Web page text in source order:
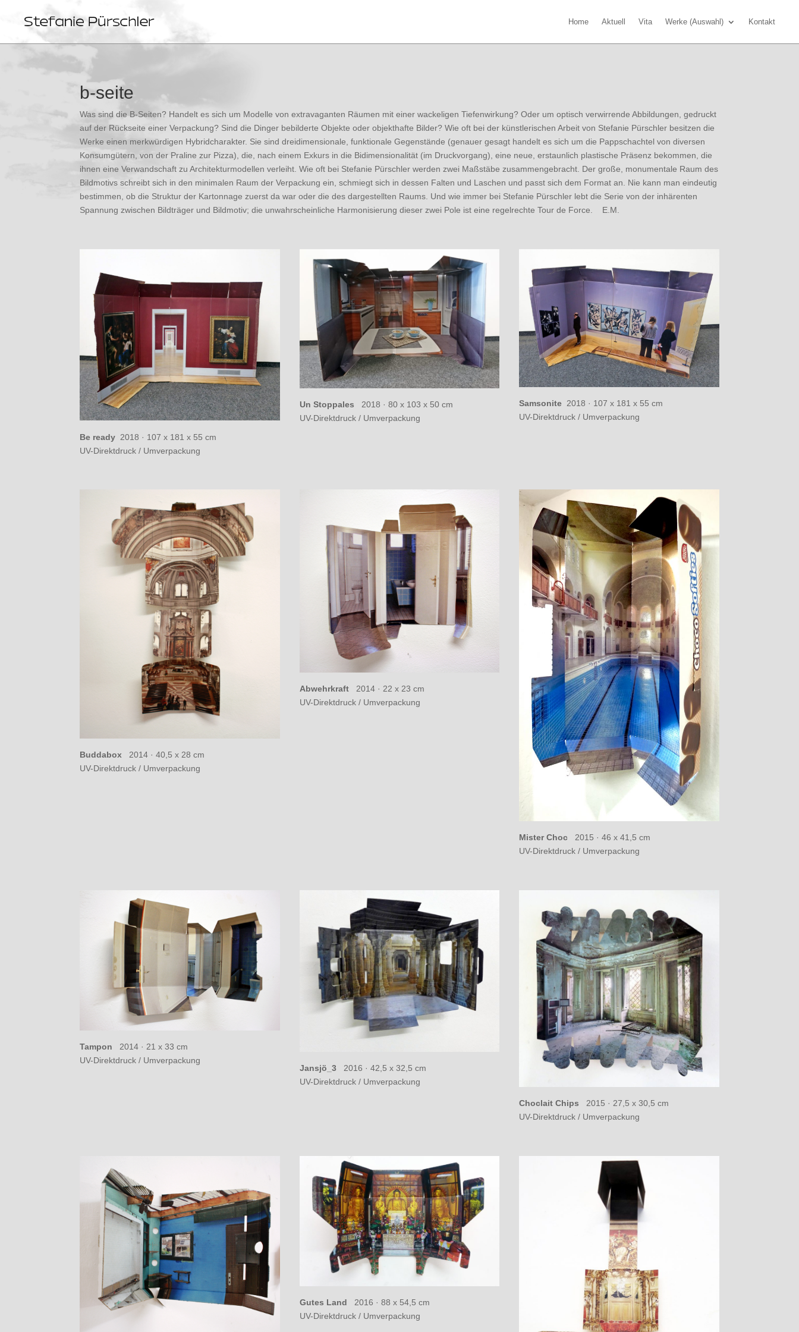
Home Aktuell Vita Werke (Auswahl) Kontakt
b-seite
Was sind die B-Seiten? Handelt es sich um Modelle von extravaganten Räumen mit einer wackeligen Tiefenwirkung? Oder um optisch verwirrende Abbildungen, gedruckt
auf der Rückseite einer Verpackung? Sind die Dinger bebilderte Objekte oder objekthafte Bilder? Wie oft bei der künstlerischen Arbeit von Stefanie Pürschler besitzen die
Werke einen merkwürdigen Hybridcharakter. Sie sind dreidimensionale, funktionale Gegenstände (genauer gesagt handelt es sich um die Pappschachtel von diversen
Konsumgütern, von der Praline zur Pizza), die, nach einem Exkurs in die Bidimensionalität (im Druckvorgang), eine neue, erstaunlich plastische Präsenz bekommen, die
ihnen eine Verwandschaft zu Architekturmodellen verleiht. Wie oft bei Stefanie Pürschler werden zwei Maßstäbe zusammengebracht. Der große, monumentale Raum des
Bildmotivs schreibt sich in den minimalen Raum der Verpackung ein, schmiegt sich in dessen Falten und Laschen und passt sich dem Format an. Nie kann man eindeutig
bestimmen, ob die Struktur der Kartonnage zuerst da war oder die des dargestellten Raums. Und wie immer bei Stefanie Pürschler lebt die Serie von der inhärenten
Spannung zwischen Bildträger und Bildmotiv; die unwahrscheinliche Harmonisierung dieser zwei Pole ist eine regelrechte Tour de Force. E.M.
Be ready 2018 · 107 x 181 x 55 cm
UV-Direktdruck / Umverpackung
Un Stoppales 2018 · 80 x 103 x 50 cm
UV-Direktdruck / Umverpackung
Samsonite 2018 · 107 x 181 x 55 cm
UV-Direktdruck / Umverpackung
Buddabox 2014 ·40,5 x 28 cm
UV-Direktdruck / Umverpackung
Abwehrkraft2014 · 22 x 23 cm
UV-Direktdruck / Umverpackung
Mister Choc2015 · 46 x 41,5 cm
UV-Direktdruck / Umverpackung
Tampon 2014 · 21 x 33 cm
UV-Direktdruck / Umverpackung
Jansjö_32016 · 42,5 x 32,5 cm
UV-Direktdruck / Umverpackung
Choclait Chips 2015 · 27,5 x 30,5 cm
UV-Direktdruck / Umverpackung
Gutes Land 2016 · 88 x 54,5 cm
UV-Direktdruck / Umverpackung